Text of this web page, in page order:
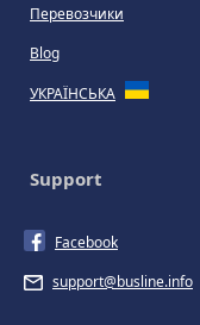
Перевозчики
Blog
УКРАЇНСЬКА
Support
Facebook
support@busline.info